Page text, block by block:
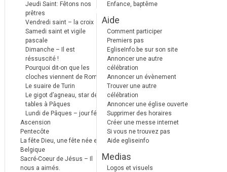
Jeudi Saint: Fêtons nos
prêtres
Vendredi saint – la croix
Samedi saint et vigile
pascale
Dimanche – Il est
réssuscité !
Pourquoi dit-on que les
cloches viennent de Rome ?
Le suaire de Turin
Le gigot d’agneau, star des
tables à Pâques
Lundi de Pâques – jour férié
Ascension
Pentecôte
La fête Dieu, une fête née en
Belgique
Sacré-Coeur de Jésus – Il
nous a aimés.
Enfance, baptême
Aide
Comment participer
Premiers pas
EgliseInfo.be sur son site
Annoncer une autre
célébration
Annoncer un évènement
Trouver une autre
célébration
Annoncer une église ouverte
Supprimer des horaires
Créer une messe internet
Si vous ne trouvez pas
Aide egliseinfo
Medias
Logos et visuels